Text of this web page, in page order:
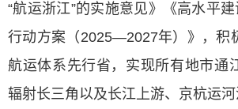
“航运浙江”的实施意见》《高水平
行动方案（2025—2027年）》，积
航运体系先行省，实现所有地市通
辐射长三角以及长江上游、京杭运河